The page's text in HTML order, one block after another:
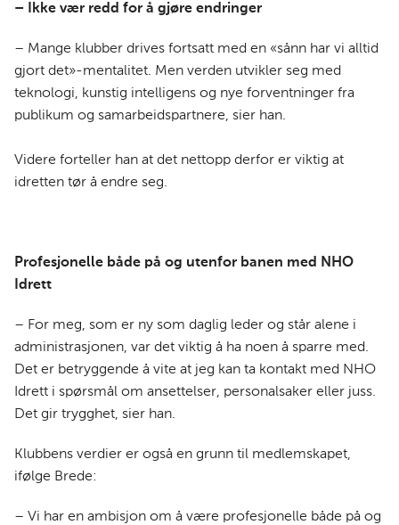
– Ikke vær redd for å gjøre endringer
– Mange klubber drives fortsatt med en «sånn har vi alltid
gjort det»-mentalitet. Men verden utvikler seg med
teknologi, kunstig intelligens og nye forventninger fra
publikum og samarbeidspartnere, sier han.
Videre forteller han at det nettopp derfor er viktig at
idretten tør å endre seg.
Profesjonelle både på og utenfor banen med NHO
Idrett
– For meg, som er ny som daglig leder og står alene i
administrasjonen, var det viktig å ha noen å sparre med.
Det er betryggende å vite at jeg kan ta kontakt med NHO
Idrett i spørsmål om ansettelser, personalsaker eller juss.
Det gir trygghet, sier han.
Klubbens verdier er også en grunn til medlemskapet,
ifølge Brede:
– Vi har en ambisjon om å være profesjonelle både på og